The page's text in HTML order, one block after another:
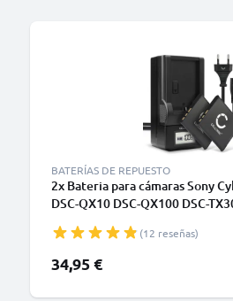
BATERÍAS DE REPUESTO
2x Bateria para cámaras Sony
DSC-QX10 DSC-QX100 DSC-
Baterías recargables(12 reseñas)
34,95 €